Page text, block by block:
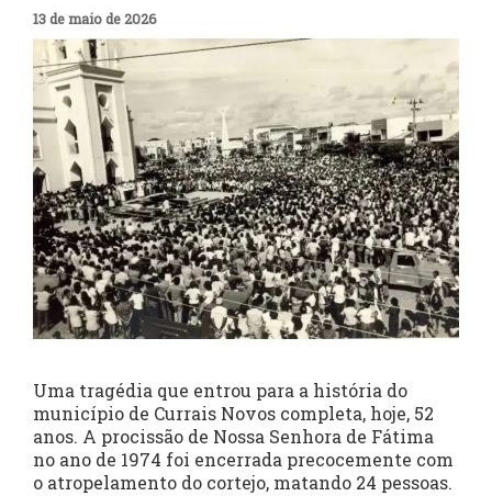
13 de maio de 2026
Uma tragédia que entrou para a história do
município de Currais Novos completa, hoje, 52
anos. A procissão de Nossa Senhora de Fátima
no ano de 1974 foi encerrada precocemente com
o atropelamento do cortejo, matando 24 pessoas.